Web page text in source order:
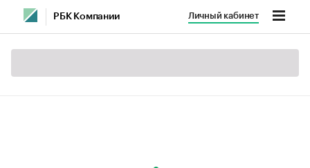
РБК Компании Личный кабинет